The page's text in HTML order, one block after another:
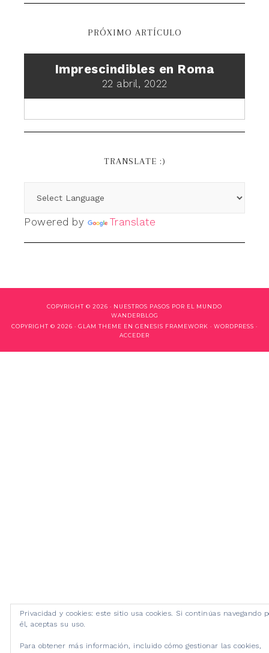
PRÓXIMO ARTÍCULO
Imprescindibles en Roma
22 abril, 2022
TRANSLATE :)
Powered by Translate
COPYRIGHT © 2026 · NUESTROS PASOS POR EL MUNDO
WANDERBLOG
COPYRIGHT © 2026 · GLAM THEME EN GENESIS FRAMEWORK · WORDPRESS ·
ACCEDER
Privacidad y cookies: este sitio usa cookies. Si continúas navegando
él, aceptas su uso.
Para obtener más información, incluido cómo gestionar las cookies,